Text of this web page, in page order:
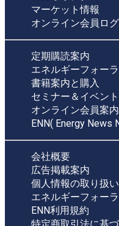
マーケット情報
オンライン会員ロ
定期購読案内
エネルギーフォー
書籍案内と購入
セミナー＆イベン
オンライン会員案内
ENN( Energy News
会社概要
広告掲載案内
個人情報の取り扱
エネルギーフォー
ENN利用規約